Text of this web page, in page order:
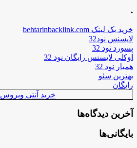
.
خرید بک لینک behtarinbacklink.com
لایسنس نود32
پسورد نود 32
اوکلی لایسنس رایگان نود 32
همیار نود 32
بهترین سئو
رایگان
خرید آنتی ویروس
آخرین دیدگاه‌ها
بایگانی‌ها